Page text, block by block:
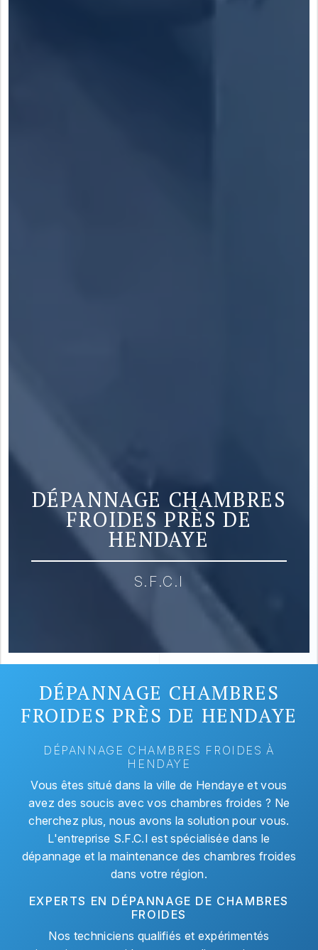
DÉPANNAGE CHAMBRES
FROIDES PRÈS DE
HENDAYE
S.F.C.I
DÉPANNAGE CHAMBRES
FROIDES PRÈS DE HENDAYE
DÉPANNAGE CHAMBRES FROIDES À
HENDAYE
Vous êtes situé dans la ville de Hendaye et vous
avez des soucis avec vos chambres froides ? Ne
cherchez plus, nous avons la solution pour vous.
L'entreprise S.F.C.I est spécialisée dans le
dépannage et la maintenance des chambres froides
dans votre région.
EXPERTS EN DÉPANNAGE DE CHAMBRES
FROIDES
Nos techniciens qualifiés et expérimentés